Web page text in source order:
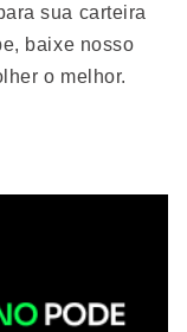
sua carteira
baixe nosso
o melhor.